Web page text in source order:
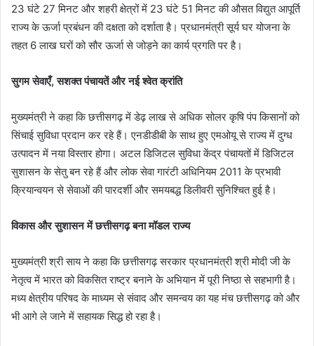
23 घंटे 27 मिनट और शहरी क्षेत्रों में 23 घंटे 51 मिनट की औसत विद्युत आपूर्ति
राज्य के ऊर्जा प्रबंधन की दक्षता को दर्शाता है। प्रधानमंत्री सूर्य घर योजना के
तहत 6 लाख घरों को सौर ऊर्जा से जोड़ने का कार्य प्रगति पर है।
सुगम सेवाएँ, सशक्त पंचायतें और नई श्वेत क्रांति
मुख्यमंत्री ने कहा कि छत्तीसगढ़ में डेढ़ लाख से अधिक सोलर कृषि पंप किसानों को
सिंचाई सुविधा प्रदान कर रहे हैं। एनडीडीबी के साथ हुए एमओयू से राज्य में दुग्ध
उत्पादन में नया विस्तार होगा। अटल डिजिटल सुविधा केंद्र पंचायतों में डिजिटल
सुशासन के सेतु बन रहे हैं और लोक सेवा गारंटी अधिनियम 2011 के प्रभावी
क्रियान्वयन से सेवाओं की पारदर्शी और समयबद्ध डिलीवरी सुनिश्चित हुई है।
विकास और सुशासन में छत्तीसगढ़ बना मॉडल राज्य
मुख्यमंत्री श्री साय ने कहा कि छत्तीसगढ़ सरकार प्रधानमंत्री श्री मोदी जी के
नेतृत्व में भारत को विकसित राष्ट्र बनाने के अभियान में पूरी निष्ठा से सहभागी है।
मध्य क्षेत्रीय परिषद के माध्यम से संवाद और समन्वय का यह मंच छत्तीसगढ़ को और
भी आगे ले जाने में सहायक सिद्ध हो रहा है।